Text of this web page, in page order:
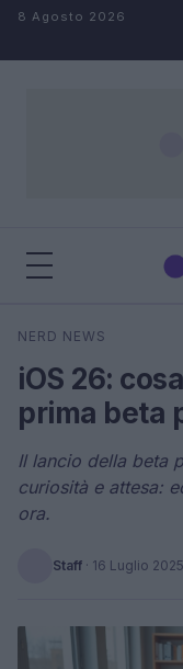
Salta al contenuto
8 Agosto 2026
Cerca
NERD NEWS
iOS 26:
prima beta
Il lancio della beta
curiosità e attesa:
ora.
Staff · 16 Luglio 2025